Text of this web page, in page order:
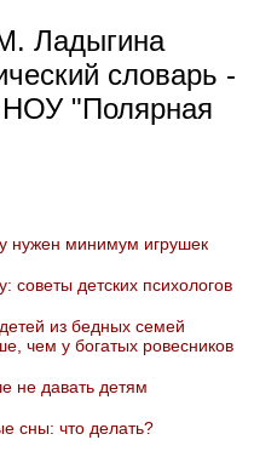
Ладыгина
словарь -
НОУ "Полярная
нужен минимум игрушек
советы детских психологов
из бедных семей
чем у богатых ровесников
не давать детям
сны: что делать?